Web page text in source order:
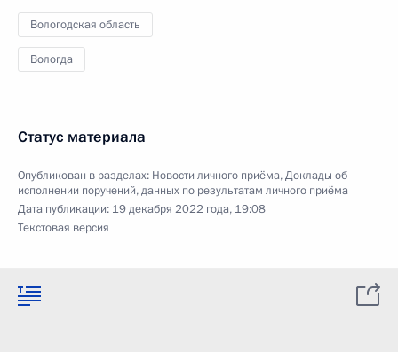
Вологодская область
Вологда
Статус материала
Опубликован в разделах: Новости личного приёма,Доклады об
исполнении поручений, данных по результатам личного приёма
Дата публикации: 19 декабря 2022 года, 19:08
Текстовая версия